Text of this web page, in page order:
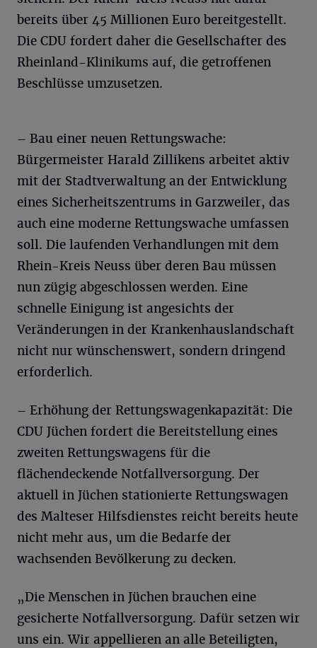
bereits über 45 Millionen Euro bereitgestellt.
Die CDU fordert daher die Gesellschafter des
Rheinland-Klinikums auf, die getroffenen
Beschlüsse umzusetzen.
– Bau einer neuen Rettungswache:
Bürgermeister Harald Zillikens arbeitet aktiv
mit der Stadtverwaltung an der Entwicklung
eines Sicherheitszentrums in Garzweiler, das
auch eine moderne Rettungswache umfassen
soll. Die laufenden Verhandlungen mit dem
Rhein-Kreis Neuss über deren Bau müssen
nun zügig abgeschlossen werden. Eine
schnelle Einigung ist angesichts der
Veränderungen in der Krankenhauslandschaft
nicht nur wünschenswert, sondern dringend
erforderlich.
– Erhöhung der Rettungswagenkapazität: Die
CDU Jüchen fordert die Bereitstellung eines
zweiten Rettungswagens für die
flächendeckende Notfallversorgung. Der
aktuell in Jüchen stationierte Rettungswagen
des Malteser Hilfsdienstes reicht bereits heute
nicht mehr aus, um die Bedarfe der
wachsenden Bevölkerung zu decken.
„Die Menschen in Jüchen brauchen eine
gesicherte Notfallversorgung. Dafür setzen wir
uns ein. Wir appellieren an alle Beteiligten,